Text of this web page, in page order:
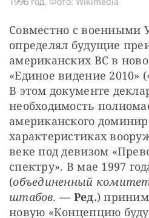
Совместно с военными
определял будущие
американских ВС в
«Единое видение 2010»
В этом документе
необходимость
американского
характеристиках
веке под девизом
спектру». В мае 1997
(объединенный
штабов. — Ред.)
новую «Концепцию